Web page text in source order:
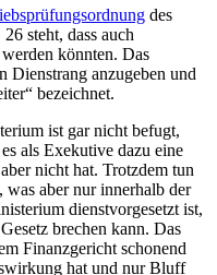
des
steht, dass auch
könnten. Das
Dienstrang anzugeben und
bezeichnet.
ist gar nicht befugt,
als Exekutive dazu eine
nicht hat. Trotzdem tun
was aber nur innerhalb der
dienstvorgesetzt ist,
brechen kann. Das
Finanzgericht schonend
hat und nur Bluff